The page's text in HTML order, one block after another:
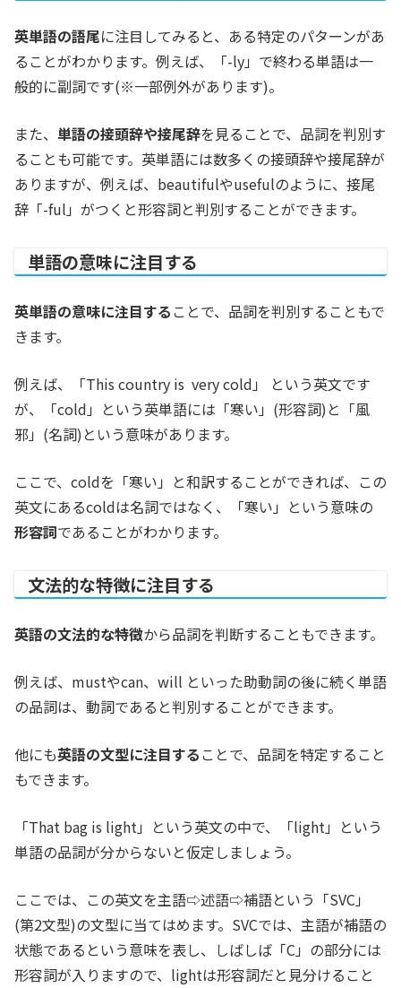
英単語の語尾に注目してみると、ある特定のパターンがあ
ることがわかります。例えば、「-ly」で終わる単語は一
般的に副詞です(※一部例外があります)。
また、 単語の接頭辞や接尾辞を見ることで、品詞を判別す
ることも可能です。英単語には数多くの接頭辞や接尾辞が
ありますが、例えば、beautifulやusefulのように、接尾
辞「-ful」がつくと形容詞と判別することができます。
単語の意味に注目する
英単語の意味に注目する ことで、品詞を判別することもで
きます。
例えば、「This country is very cold」 という英文です
が、「cold」という英単語には「寒い」(形容詞)と「風
邪」(名詞)という意味があります。
ここで、coldを「寒い」と和訳することができれば、この
英文にあるcoldは名詞ではなく、「寒い」という意味の
形容詞であることがわかります。
文法的な特徴に注目する
英語の文法的な特徴から品詞を判断することもできます。
例えば、mustやcan、will といった助動詞の後に続く単語
の品詞は、動詞であると判別することができます。
他にも英語の文型に注目する ことで、品詞を特定すること
もできます。
「That bag is light」という英文の中で、「light」という
単語の品詞が分からないと仮定しましょう。
ここでは、この英文を主語⇨述語⇨補語という「SVC」
(第2文型)の文型に当てはめます。SVCでは、主語が補語の
状態であるという意味を表し、しばしば「C」の部分には
形容詞が入りますので、lightは形容詞だと見分けること